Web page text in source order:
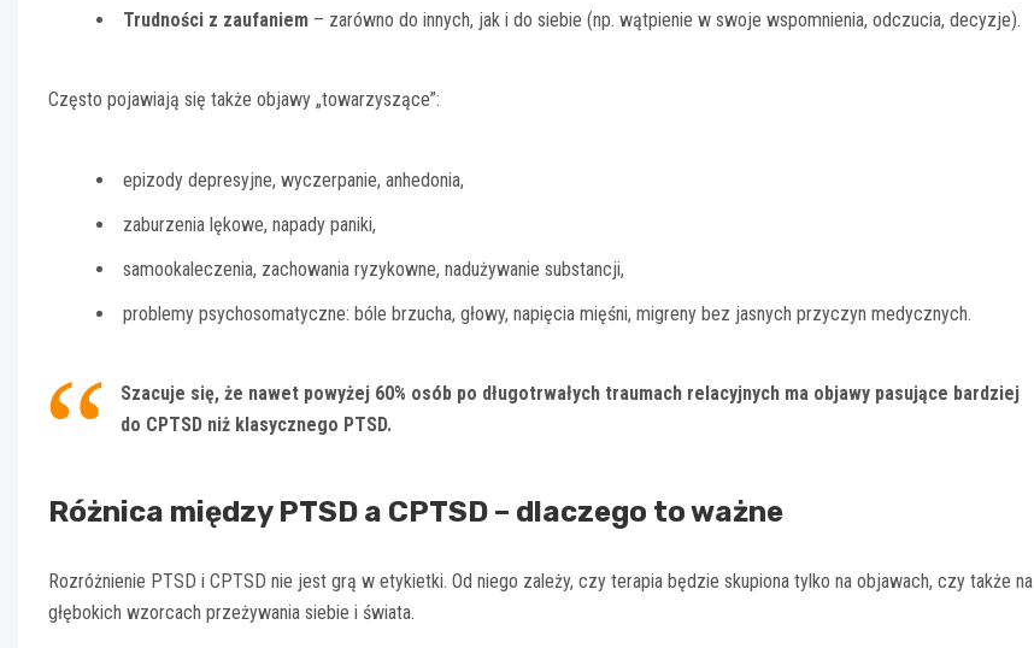
Trudności z zaufaniem – zarówno do innych, jak i do siebie (np. wątpienie w swoje wspomnienia, odczucia, decyzje).
Często pojawiają się także objawy „towarzyszące”:
epizody depresyjne, wyczerpanie, anhedonia,
zaburzenia lękowe, napady paniki,
samookaleczenia, zachowania ryzykowne, nadużywanie substancji,
problemy psychosomatyczne: bóle brzucha, głowy, napięcia mięśni, migreny bez jasnych przyczyn medycznych.
Szacuje się, że nawet powyżej 60% osób po długotrwałych traumach relacyjnych ma objawy pasujące bardziej
do CPTSD niż klasycznego PTSD.
Różnica między PTSD a CPTSD – dlaczego to ważne
Rozróżnienie PTSD i CPTSD nie jest grą w etykietki. Od niego zależy, czy terapia będzie skupiona tylko na objawach, czy także na
głębokich wzorcach przeżywania siebie i świata.